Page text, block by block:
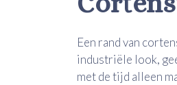
Een rand van
industriële look,
met de tijd alleen